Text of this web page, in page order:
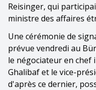
Reisinger, qui
ministre des affaires
Une cérémonie de
prévue vendredi au
le négociateur en chef
Ghalibaf et le vice-
d'après ce dernier,